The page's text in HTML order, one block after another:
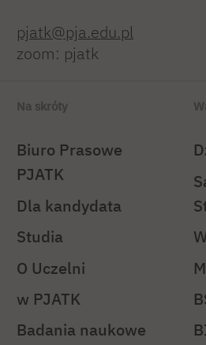
pjatk@pja.edu.pl
zoom: pjatk
Na skróty
Biuro Prasowe
PJATK
Dla kandydata
Studia
O Uczelni
w PJATK
Badania naukowe